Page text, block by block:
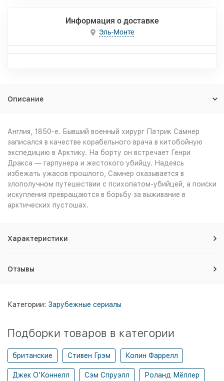
Информация о доставке
Эль-Монте
Описание
Англия, 1850-е. Бывший военный хирург Патрик Самнер
записался в качестве корабельного врача в китобойную
экспедицию в Арктику. На борту он встречает Генри
Дракса — гарпунера и жестокого убийцу. Надеясь
избежать ужасов прошлого, Самнер оказывается в
злополучном путешествии с психопатом-убийцей, а поиски
искупления превращаются в борьбу за выживание в
арктических пустошах.
Характеристики
Отзывы
Категории: Зарубежные сериалы
Подборки товаров в категории
британские Стивен Грэм Колин Фаррелл
Джек О’Коннелл Сэм Спруэлл Роланд Мёллер